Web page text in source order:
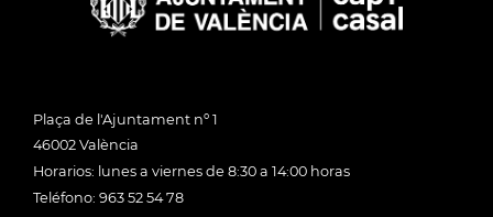
Plaça de l'Ajuntament nº 1
46002 València
Horarios: lunes a viernes de 8:30 a 14:00 horas
Teléfono: 963 52 54 78